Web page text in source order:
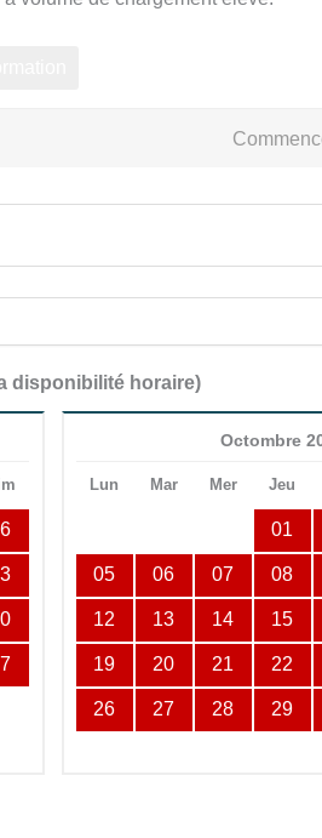
disponibilité horaire)
Octombre
Lun Mar Mer Jeu
01
05 06 07 08
12 13 14 15
19 20 21 22
26 27 28 29